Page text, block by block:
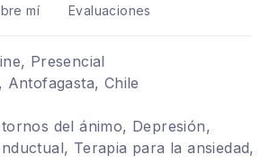
mí Evaluaciones
Presencial
Antofagasta, Chile
del ánimo, Depresión,
Terapia para la ansiedad,